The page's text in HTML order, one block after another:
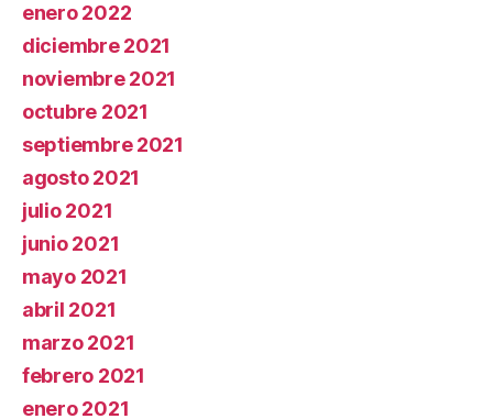
enero 2022
diciembre 2021
noviembre 2021
octubre 2021
septiembre 2021
agosto 2021
julio 2021
junio 2021
mayo 2021
abril 2021
marzo 2021
febrero 2021
enero 2021